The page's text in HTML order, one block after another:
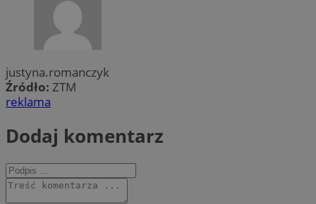
justyna.romanczyk
Źródło: ZTM
reklama
Dodaj komentarz